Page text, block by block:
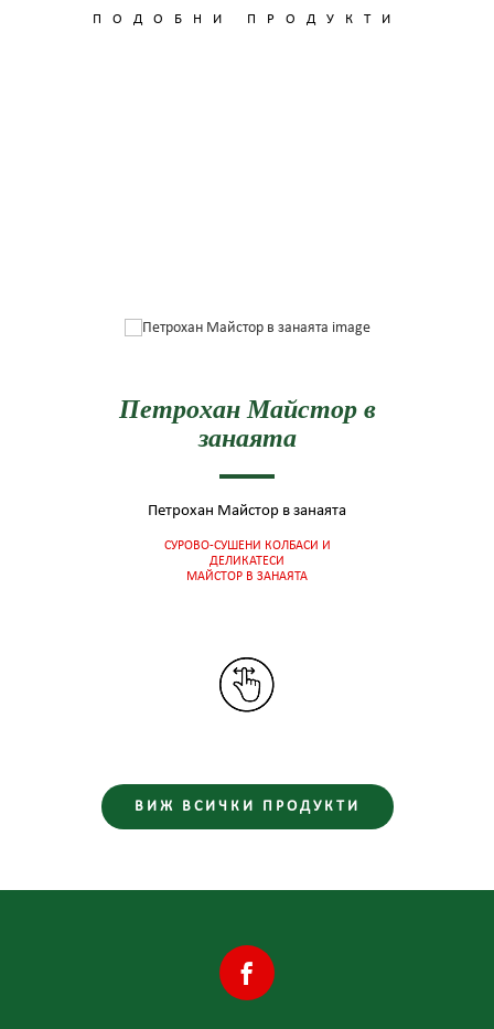
ПОДОБНИ ПРОДУКТИ
Петрохан Майстор в
занаята
Петрохан Майстор в занаята
СУРОВО-СУШЕНИ КОЛБАСИ И
ДЕЛИКАТЕСИ
МАЙСТОР В ЗАНАЯТА
ВИЖ ВСИЧКИ ПРОДУКТИ